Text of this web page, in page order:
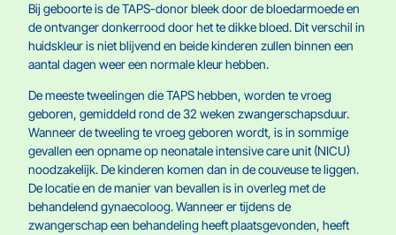
Bij geboorte is de TAPS-donor bleek door de bloedarmoede en
de ontvanger donkerrood door het te dikke bloed. Dit verschil in
huidskleur is niet blijvend en beide kinderen zullen binnen een
aantal dagen weer een normale kleur hebben.
De meeste tweelingen die TAPS hebben, worden te vroeg
geboren, gemiddeld rond de 32 weken zwangerschapsduur.
Wanneer de tweeling te vroeg geboren wordt, is in sommige
gevallen een opname op neonatale intensive care unit (NICU)
noodzakelijk. De kinderen komen dan in de couveuse te liggen.
De locatie en de manier van bevallen is in overleg met de
behandelend gynaecoloog. Wanneer er tijdens de
zwangerschap een behandeling heeft plaatsgevonden, heeft